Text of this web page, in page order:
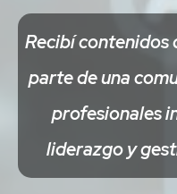
Recibí contenidos
parte de una
profesionales
liderazgo y